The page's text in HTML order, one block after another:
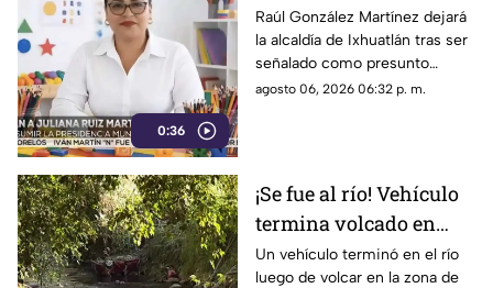
0:36
para que Raúl González
enfrente investigación
por homicidio
Raúl González Martínez dejará
la alcaldía de Ixhuatlán tras ser
señalado como presunto
culpable por el homicidio de la
agosto 06, 2026 06:32 p. m.
¡Se fue al río! Vehículo
termina volcado en
Coatepec (+VIDEO)
Un vehículo terminó en el río
luego de volcar en la zona de